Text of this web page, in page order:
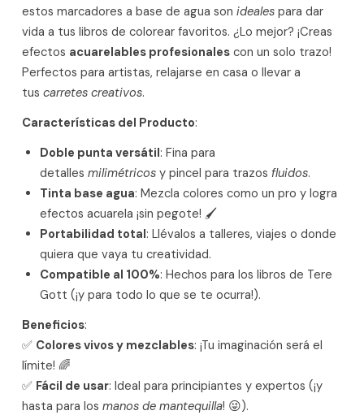
estos marcadores a base de agua son idealespara dar
vida a tus libros de colorear favoritos. ¿Lo mejor? ¡Creas
efectos acuarelables profesionalescon un solo trazo!
Perfectos para artistas, relajarse en casa o llevar a
tus carretes creativos.
Características del Producto:
Doble punta versátil: Fina para
detalles milimétricosy pincel para trazos fluidos.
Tinta base agua: Mezcla colores como un pro y logra
efectos acuarela ¡sin pegote! 🖌️
Portabilidad total: Llévalos a talleres, viajes o donde
quiera que vaya tu creatividad.
Compatible al 100%: Hechos para los libros de Tere
Gott (¡y para todo lo que se te ocurra!).
Beneficios:
✅ Colores vivos y mezclables: ¡Tu imaginación será el
límite! 🌈
✅ Fácil de usar: Ideal para principiantes y expertos (¡y
hasta para los manos de mantequilla! 😜).